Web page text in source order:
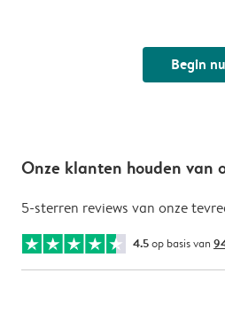
Begin nu
Onze klanten houden van
5-sterren reviews van onze
4.5op basis van